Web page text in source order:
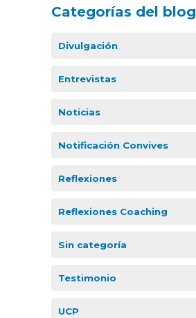
Categorías del blog
Divulgación
Entrevistas
Noticias
Notificación Convives
Reflexiones
Reflexiones Coaching
Sin categoría
Testimonio
UCP